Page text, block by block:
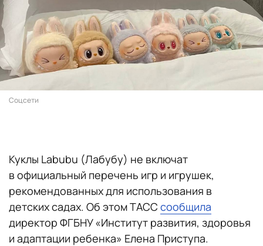
Соцсети
Куклы Labubu (Лабубу) не включат
в официальный перечень игр и игрушек,
рекомендованных для использования в
детских садах. Об этом ТАСС сообщила
директор ФГБНУ «Институт развития, здоровья
и адаптации ребенка» Елена Приступа.